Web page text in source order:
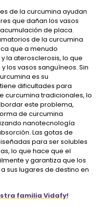
de la curcumina ayudan
que dañan los vasos
de placa.
de la curcumina
que a menudo
la aterosclerosis, lo que
los vasos sanguíneos. Sin
es su
dificultades para
curcumina tradicionales, lo
este problema,
de curcumina
nanotecnología
Las gotas de
para ser solubles
lo que hace que el
y garantiza que los
sus lugares de destino en
familia Vidafy!